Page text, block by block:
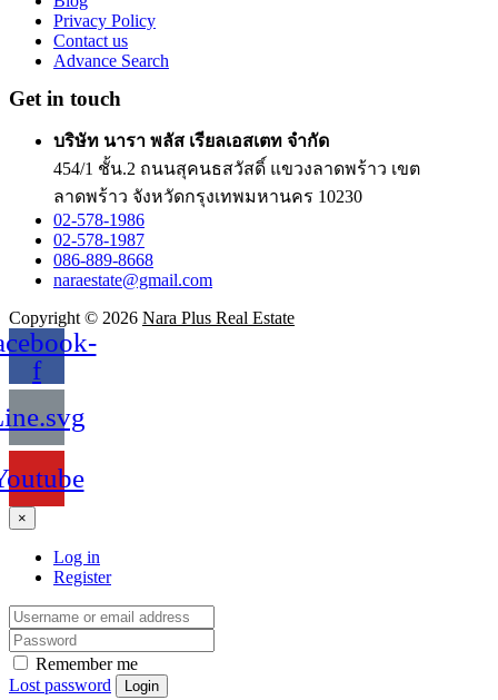
Privacy Policy
Contact us
Advance Search
Get in touch
บริษัท นารา พลัส เรียลเอสเตท จำกัด
454/1 ชั้น.2 ถนนสุคนธสวัสดิ์ แขวงลาดพร้าว เขต
ลาดพร้าว จังหวัดกรุงเทพมหานคร 10230
02-578-1986
02-578-1987
086-889-8668
naraestate@gmail.com
Copyright © 2026 Nara Plus Real Estate
f
×
Log in
Register
Remember me
Lost password
Login